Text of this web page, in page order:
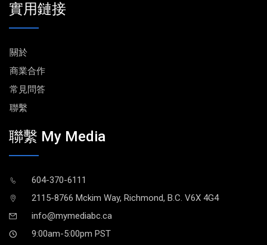
實用鏈接
關於
商業合作
常見問答
聯繫
聯繫 My Media
604-370-6111
2115-8766 Mckim Way, Richmond, B.C. V6X 4G4
info@mymediabc.ca
9:00am-5:00pm PST